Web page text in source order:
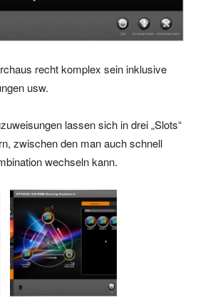
recht komplex sein inklusive
usw.
lassen sich in drei „Slots“
zwischen den man auch schnell
wechseln kann.